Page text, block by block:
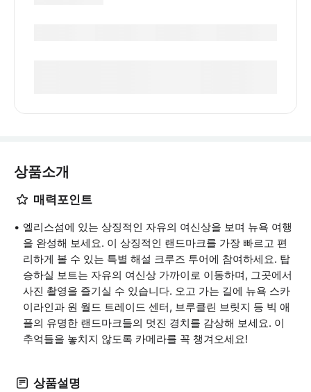
상품소개
매력포인트
엘리스섬에 있는 상징적인 자유의 여신상을 보며 뉴욕 여행
을 완성해 보세요. 이 상징적인 랜드마크를 가장 빠르고 편
리하게 볼 수 있는 특별 해설 크루즈 투어에 참여하세요. 탑
승하실 보트는 자유의 여신상 가까이로 이동하며, 그곳에서
사진 촬영을 즐기실 수 있습니다. 오고 가는 길에 뉴욕 스카
이라인과 원 월드 트레이드 센터, 브루클린 브릿지 등 빅 애
플의 유명한 랜드마크들의 멋진 경치를 감상해 보세요. 이
추억들을 놓치지 않도록 카메라를 꼭 챙겨오세요!
상품설명